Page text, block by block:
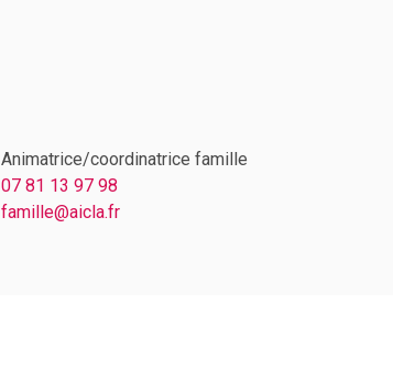
Animatrice/coordinatrice famille
07 81 13 97 98
famille@aicla.fr